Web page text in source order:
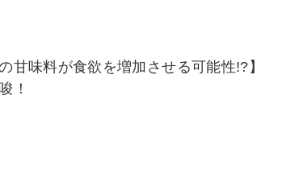
甘味料が食欲を増加させる可能性!?】
！